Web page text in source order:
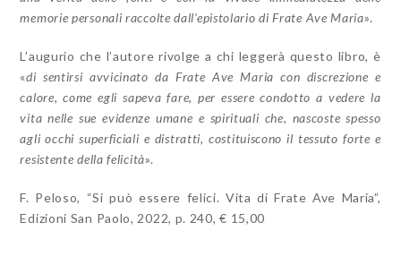
memorie personali raccolte dall’epistolario di Frate Ave Maria».
L’augurio che l’autore rivolge a chi leggerà questo libro, è
«di sentirsi avvicinato da Frate Ave Maria con discrezione e
calore, come egli sapeva fare, per essere condotto a vedere la
vita nelle sue evidenze umane e spirituali che, nascoste spesso
agli occhi superficiali e distratti, costituiscono il tessuto forte e
resistente della felicità».
F. Peloso, “Si può essere felici. Vita di Frate Ave Maria”,
Edizioni San Paolo, 2022, p. 240, € 15,00